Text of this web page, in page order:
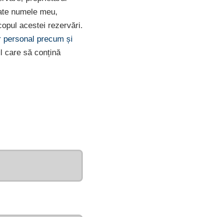
numele meu,
acestei rezervări.
precum și
care să conțină